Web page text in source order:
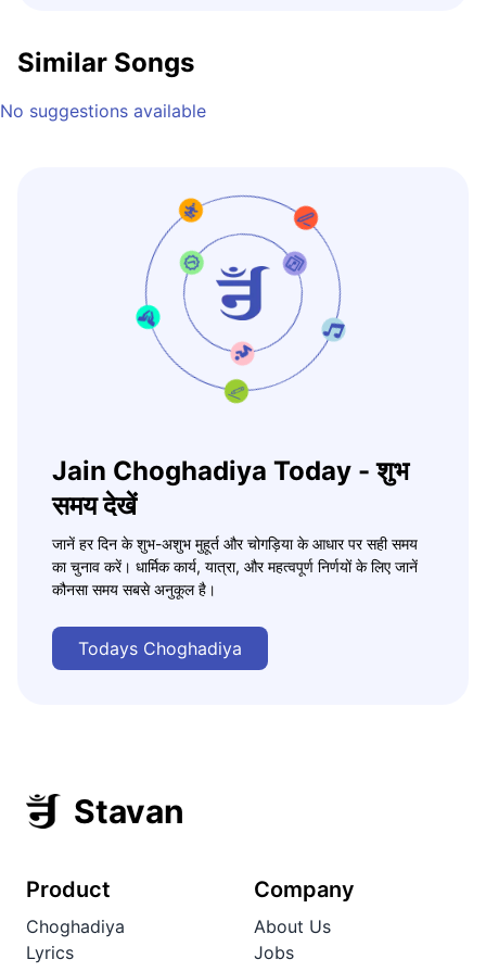
Similar Songs
No suggestions available
Jain Choghadiya Today - शुभ
समय देखें
जानें हर दिन के शुभ-अशुभ मुहूर्त और चोगड़िया के आधार पर सही समय
का चुनाव करें। धार्मिक कार्य, यात्रा, और महत्वपूर्ण निर्णयों के लिए जानें
कौनसा समय सबसे अनुकूल है।
Todays Choghadiya
Stavan
Product
Choghadiya
Lyrics
Company
About Us
Jobs